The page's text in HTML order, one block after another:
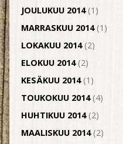
JOULUKUU 2014(1)
MARRASKUU 2014(1)
LOKAKUU 2014(2)
ELOKUU 2014(2)
KESÄKUU 2014(1)
TOUKOKUU 2014(4)
HUHTIKUU 2014(2)
MAALISKUU 2014(2)